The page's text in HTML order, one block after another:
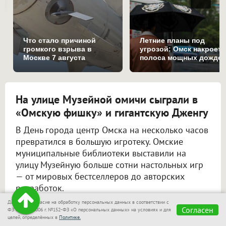
Что стало причиной
громкого взрыва в
Москве 7 августа
Летние планы под
угрозой: Омск накроет
полоса мощных
На улице Музейной омичи сыграли в
«Омскую фишку» и гигантскую Дженгу
В День города центр Омска на несколько часов
превратился в большую игротеку. Омские
муниципальные библиотеки выставили на
улицу Музейную больше сотни настольных игр
— от мировых бестселлеров до авторских
разработок.
Даю своё согласие на обработку персональных данных в соответствии с
ФЗ от 27.07.2006 г. №152-ФЗ «О персональных данных» на условиях и для
целей, определённых в Политике.
Согласен